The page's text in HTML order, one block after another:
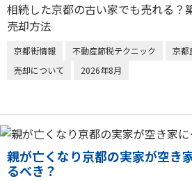
相続した京都の古い家でも売れる？
売却方法
京都街情報 不動産節税テクニック 京都
売却について
2026年8月
親が亡くなり京都の実家が空き
るべき？